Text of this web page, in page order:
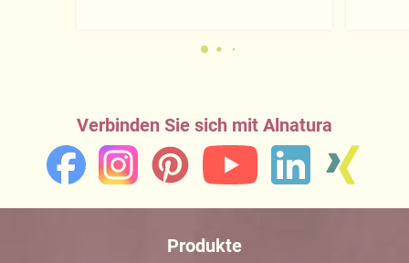
Verbinden Sie sich mit Alnatura
Produkte